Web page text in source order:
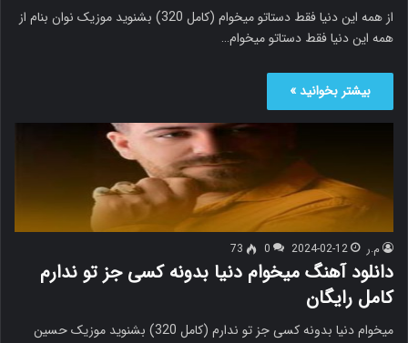
از همه این دنیا فقط دستاتو میخوام (کامل 320) بشنوید موزیک نوان بنام از
همه این دنیا فقط دستاتو میخوام…
بیشتر بخوانید »
م.ر 2024-02-12
0
73
دانلود آهنگ میخوام دنیا بدونه کسی جز تو ندارم
کامل رایگان
میخوام دنیا بدونه کسی جز تو ندارم (کامل 320) بشنوید موزیک حسین